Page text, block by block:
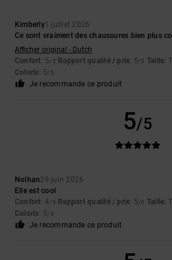
Kimberly1 juillet 2026
Ce sont vraiment des chaussures bien plus
Afficher original - Dutch
Confort: 5/5 Rapport qualité / prix: 5/5 Taille:
Coloris: 5/5
Je recommande ce produit
5/5
Nolhan29 juin 2026
Elle est cool
Confort: 4/5 Rapport qualité / prix: 5/5 Taille:
Coloris: 5/5
Je recommande ce produit